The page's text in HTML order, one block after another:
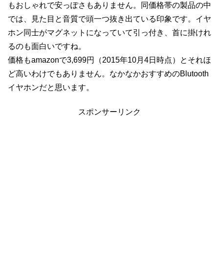
もおしゃれで安っぽさもありません。同価格帯の製品の中
では、見た目と音質で頭一つ抜き出ている印象です。イヤ
ホン同士がマグネットになっていて引っ付き、首に掛けれ
るのも面白いですね。
価格もamazonで3,699円（2015年10月4日時点）とそれほ
ど高いわけでもありません。なかなかおすすめのBlutooth
イヤホンだと思います。
スポンサーリンク